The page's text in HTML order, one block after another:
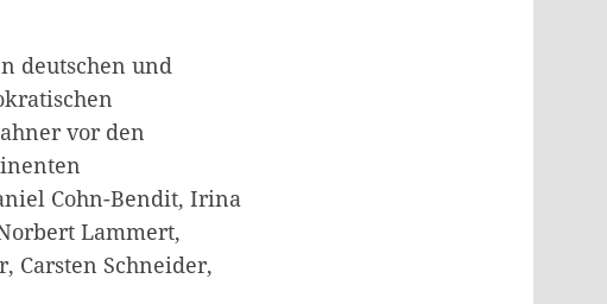
deutschen und
vor den
Cohn-Bendit, Irina
Lammert,
Carsten Schneider,